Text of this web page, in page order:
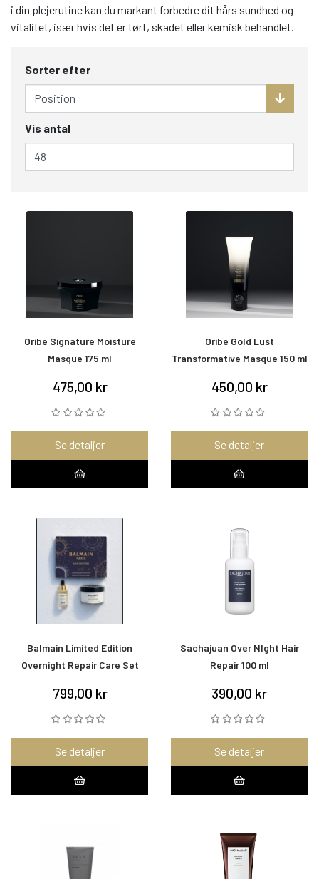
i din plejerutine kan du markant forbedre dit hårs sundhed og
vitalitet, især hvis det er tørt, skadet eller kemisk behandlet.
Sorter efter
Vis antal
Oribe Signature Moisture
Masque 175 ml
475,00 kr
Se detaljer
Oribe Gold Lust
Transformative Masque 150 ml
450,00 kr
Se detaljer
Balmain Limited Edition
Overnight Repair Care Set
799,00 kr
Se detaljer
Sachajuan Over NIght Hair
Repair 100 ml
390,00 kr
Se detaljer